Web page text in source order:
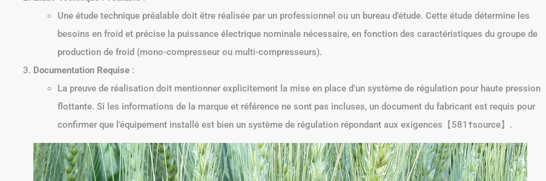
Une étude technique préalable doit être réalisée par un professionnel ou un bureau d’étude. Cette étude détermine les
besoins en froid et précise la puissance électrique nominale nécessaire, en fonction des caractéristiques du groupe de
production de froid (mono-compresseur ou multi-compresseurs).
Documentation Requise :
La preuve de réalisation doit mentionner explicitement la mise en place d’un système de régulation pour haute pression
flottante. Si les informations de la marque et référence ne sont pas incluses, un document du fabricant est requis pour
confirmer que l’équipement installé est bien un système de régulation répondant aux exigences【581†source】.